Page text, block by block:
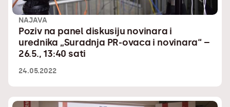
NAJAVA
Poziv na panel diskusiju novinara i
urednika „Suradnja PR-ovaca i novinara“ –
26.5., 13:40 sati
24.05.2022